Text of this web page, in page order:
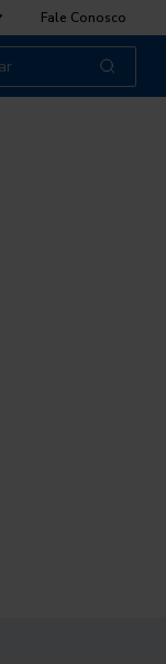
Fale Conosco